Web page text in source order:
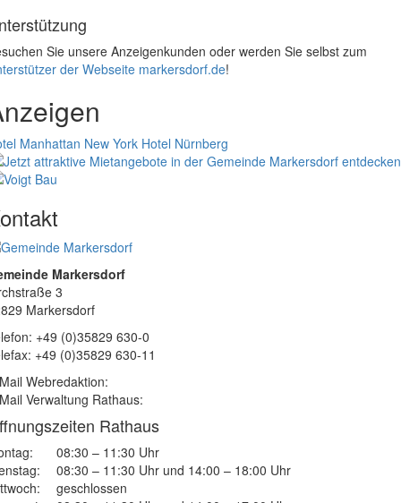
Sie unsere Anzeigenkunden oder werden Sie selbst zum
der Webseite markersdorf.de!
Manhattan New York Hotel Nürnberg
Markersdorf
3
Markersdorf
+49 (0)35829 630-0
+49 (0)35829 630-11
Webredaktion:
Verwaltung Rathaus:
Rathaus
08:30 – 11:30 Uhr
08:30 – 11:30 Uhr und 14:00 – 18:00 Uhr
geschlossen